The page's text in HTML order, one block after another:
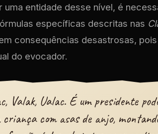
entidade desse nível, é
específicas descritas nas
consequências desastrosas,
do evocador.
Valak, Ualac. É um presidente
com asas de anjo,